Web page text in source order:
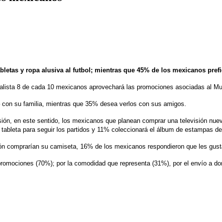
y ropa alusiva al futbol; mientras que 45% de los mexicanos
8 de cada 10 mexicanos aprovechará las promociones asociadas al
su familia, mientras que 35% desea verlos con sus amigos.
en este sentido, los mexicanos que planean comprar una televisión
para seguir los partidos y 11% coleccionará el álbum de estampas del
su camiseta, 16% de los mexicanos respondieron que les
(70%); por la comodidad que representa (31%), por el envío a